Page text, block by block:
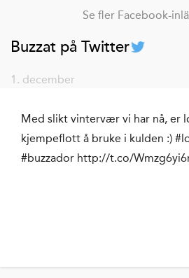
Se fler Facebook-
Buzzat på Twitter
1. december
Med slikt vintervær vi har nå, er
kjempeflott å bruke i kulden :)
#buzzador http://t.co/